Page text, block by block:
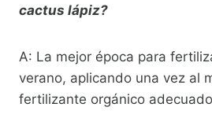
cactus lápiz?
A: La mejor época para
verano, aplicando una vez al
fertilizante orgánico